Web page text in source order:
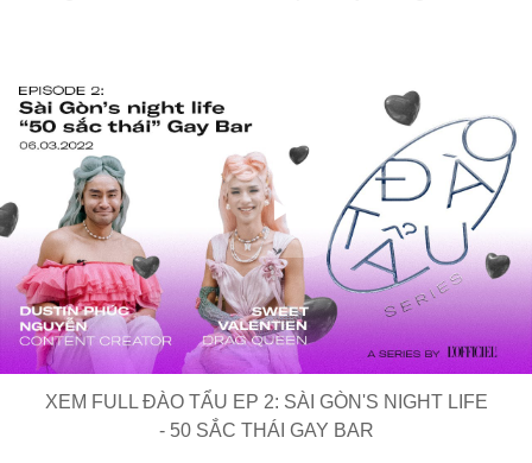
Play
Video
XEM FULL ĐÀO TẨU EP 2: SÀI GÒN'S NIGHT LIFE
- 50 SẮC THÁI GAY BAR